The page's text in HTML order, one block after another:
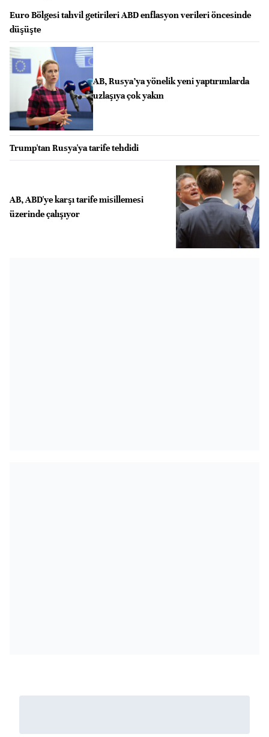
Euro Bölgesi tahvil getirileri ABD enflasyon verileri öncesinde
düşüşte
AB, Rusya’ya yönelik yeni yaptırımlarda
uzlaşıya çok yakın
Trump'tan Rusya'ya tarife tehdidi
AB, ABD'ye karşı tarife misillemesi
üzerinde çalışıyor